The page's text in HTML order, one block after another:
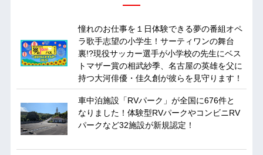
憧れのお仕事を１日体験できる夢の番組オペ
ラ歌手志望の小学生！サーティワンの舞台
裏!?現役サッカー選手が小学校の先生にベス
トマザー賞の相武紗季、名古屋の英雄を父に
持つ大河俳優・佳久創が彼らを見守ります！
車中泊施設「RVパーク」が全国に676件と
なりました！体験型RVパークやコンビニRV
パークなど32施設が新規認定！